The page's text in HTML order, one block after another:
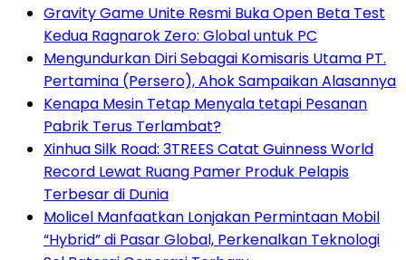
Gravity Game Unite Resmi Buka Open Beta Test
Kedua Ragnarok Zero: Global untuk PC
Mengundurkan Diri Sebagai Komisaris Utama PT.
Pertamina (Persero), Ahok Sampaikan Alasannya
Kenapa Mesin Tetap Menyala tetapi Pesanan
Pabrik Terus Terlambat?
Xinhua Silk Road: 3TREES Catat Guinness World
Record Lewat Ruang Pamer Produk Pelapis
Terbesar di Dunia
Molicel Manfaatkan Lonjakan Permintaan Mobil
“Hybrid” di Pasar Global, Perkenalkan Teknologi